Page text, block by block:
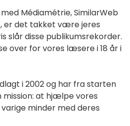
Médiamétrie, SimilarWeb
er det takket være jeres
slår disse publikumsrekorder.
over for vores læsere i 18 år i
i 2002 og har fra starten
at hjælpe vores
minder med deres